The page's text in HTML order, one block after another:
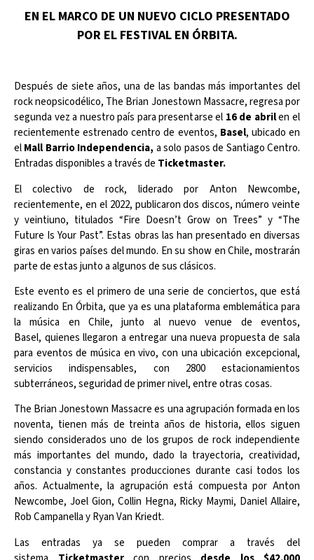
EN EL MARCO DE UN NUEVO CICLO PRESENTADO
POR EL FESTIVAL EN ÓRBITA.
Después de siete años, una de las bandas más importantes del
rock neopsicodélico, The Brian Jonestown Massacre, regresa por
segunda vez a nuestro país para presentarse el 16 de abrilen el
recientemente estrenado centro de eventos, Basel, ubicado en
elMall Barrio Independencia, a solo pasos de Santiago Centro.
Entradas disponibles a través de Ticketmaster.
El colectivo de rock, liderado por Anton Newcombe,
recientemente, en el 2022, publicaron dos discos, número veinte
y veintiuno, titulados “Fire Doesn’t Grow on Trees” y “The
Future Is Your Past”. Estas obras las han presentado en diversas
giras en varios países del mundo. En su show en Chile, mostrarán
parte de estas junto a algunos de sus clásicos.
Este evento es el primero de una serie de conciertos, que está
realizando En Órbita, que ya es una plataforma emblemática para
la música en Chile, junto al nuevo venue de eventos,
Basel, quienes llegaron a entregar una nueva propuesta de sala
para eventos de música en vivo, con una ubicación excepcional,
servicios indispensables, con 2800 estacionamientos
subterráneos, seguridad de primer nivel, entre otras cosas.
The Brian Jonestown Massacre es una agrupación formada en los
noventa, tienen más de treinta años de historia, ellos siguen
siendo considerados uno de los grupos de rock independiente
más importantes del mundo, dado la trayectoria, creatividad,
constancia y constantes producciones durante casi todos los
años. Actualmente, la agrupación está compuesta por Anton
Newcombe, Joel Gion, Collin Hegna, Ricky Maymi, Daniel Allaire,
Rob Campanella y Ryan Van Kriedt.
Las entradas ya se pueden comprar a través del